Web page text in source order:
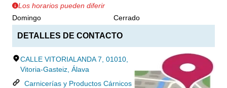
Los horarios pueden diferir
Domingo
Cerrado
DETALLES DE CONTACTO
CALLE VITORIALANDA 7, 01010,
Vitoria-Gasteiz, Álava
Carnicerías y Productos Cárnicos